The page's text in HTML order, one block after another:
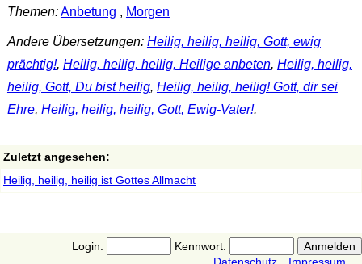
Themen:Anbetung , Morgen
Andere Übersetzungen: Heilig, heilig, heilig, Gott, ewig
prächtig!, Heilig, heilig, heilig, Heilige anbeten, Heilig, heilig,
heilig, Gott, Du bist heilig, Heilig, heilig, heilig! Gott, dir sei
Ehre, Heilig, heilig, heilig, Gott, Ewig-Vater!.
Zuletzt angesehen:
Heilig, heilig, heilig ist Gottes Allmacht
Login:
Kennwort: